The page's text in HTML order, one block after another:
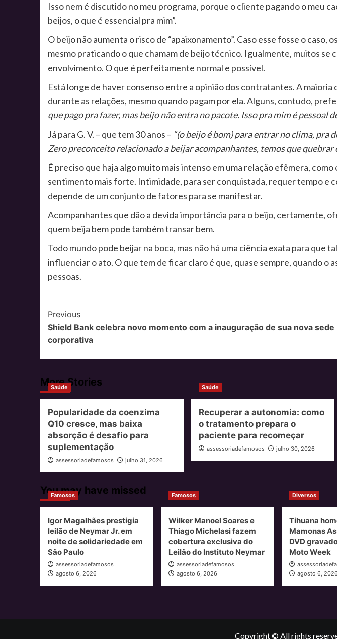
Isso nem é discutido no meu programa, porque o cliente pagando o meu
beijos, o que é essencial pra mim”.
O beijo não aumenta o risco de “apaixonamento”. Caso esse fosse o
mesmo praticando o que chamam de beijo técnico. Igualmente, muitos
envolvimento. O que é perfeitamente normal e possível.
Está longe de haver consenso entre a opinião dos contratantes. A
durante as relações, mesmo quando pagam por ela. Alguns, contudo,
que pago pra fazer, mas beijo não entra no pacote. Isso pra mim é pessoal
Já para G. V. – que tem 30 anos – “(o beijo é bom) para entrar no clima, pra
Zero preconceito relacionado a beijar acompanhantes, temos que quebrar
É preciso que haja algo muito mais intenso em uma relação efêmera,
sentimento mais forte. Intimidade, para ser conquistada, requer tempo e
depende de um conjunto de fatores para se manifestar.
Acompanhantes que dão a devida importância para o beijo, certamente,
quem beija bem pode também transar bem.
Todo mundo pode beijar na boca, mas não há uma ciência exata para
influenciar o ato. O que tem de ficar claro é que, quase sempre, quando o
pessoas.
Post
Navigation
Previous
Shield Bank celebra novo momento com a inauguração de sua nova sede
corporativa
More Stories
Saúde
Popularidade da coenzima
Q10 cresce, mas baixa
absorção é desafio para
suplementação
assessoriadefamosos julho 31, 2026
Saúde
Recuperar a autonomia: como
o tratamento prepara o
paciente para recomeçar
assessoriadefamosos julho 30, 2026
You may have missed
Famosos
Igor Magalhães prestigia
leilão de Neymar Jr. em
noite de solidariedade em
São Paulo
assessoriadefamosos
agosto 6, 2026
Famosos
Wilker Manoel Soares e
Thiago Michelasi fazem
cobertura exclusiva do
Leilão do Instituto Neymar
assessoriadefamosos
agosto 6, 2026
Diversos
Tihuana
Mamonas
DVD
Moto Week
agosto 6, 2026
Copyright © All rights